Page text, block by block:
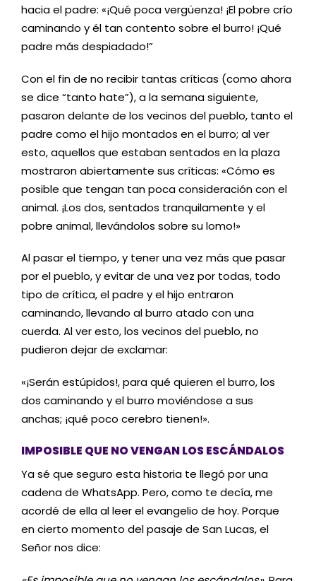
hacia el padre: «¡Qué poca vergüenza! ¡El pobre crío
caminando y él tan contento sobre el burro! ¡Qué
padre más despiadado!”
Con el fin de no recibir tantas críticas (como ahora
se dice “tanto hate”), a la semana siguiente,
pasaron delante de los vecinos del pueblo, tanto el
padre como el hijo montados en el burro; al ver
esto, aquellos que estaban sentados en la plaza
mostraron abiertamente sus críticas: «Cómo es
posible que tengan tan poca consideración con el
animal. ¡Los dos, sentados tranquilamente y el
pobre animal, llevándolos sobre su lomo!»
Al pasar el tiempo, y tener una vez más que pasar
por el pueblo, y evitar de una vez por todas, todo
tipo de crítica, el padre y el hijo entraron
caminando, llevando al burro atado con una
cuerda. Al ver esto, los vecinos del pueblo, no
pudieron dejar de exclamar:
«¡Serán estúpidos!, para qué quieren el burro, los
dos caminando y el burro moviéndose a sus
anchas; ¡qué poco cerebro tienen!».
IMPOSIBLE QUE NO VENGAN LOS ESCÁNDALOS
Ya sé que seguro esta historia te llegó por una
cadena de WhatsApp. Pero, como te decía, me
acordé de ella al leer el evangelio de hoy. Porque
en cierto momento del pasaje de San Lucas, el
Señor nos dice: